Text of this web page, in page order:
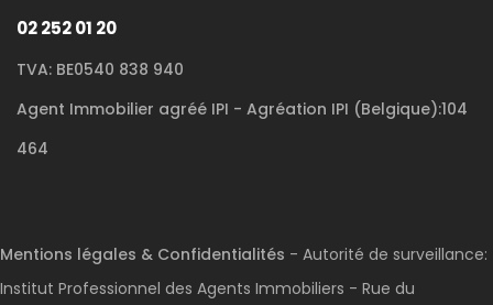
02 252 01 20
TVA: BE0540 838 940
Agent Immobilier agréé IPI - Agréation IPI (Belgique):104
464
Mentions légales & Confidentialités - Autorité de surveillance:
Institut Professionnel des Agents Immobiliers - Rue du